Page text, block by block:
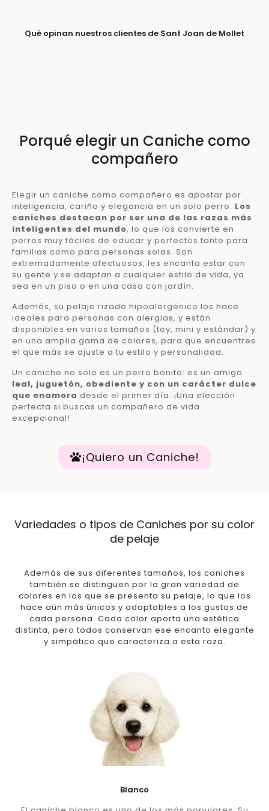
Qué opinan nuestros clientes de Sant Joan de Mollet
Porqué elegir un Caniche como
compañero
Elegir un caniche como compañero es apostar por
inteligencia, cariño y elegancia en un solo perro. Los
caniches destacan por ser una de las razas más
inteligentes del mundo, lo que los convierte en
perros muy fáciles de educar y perfectos tanto para
familias como para personas solas. Son
extremadamente afectuosos, les encanta estar con
su gente y se adaptan a cualquier estilo de vida, ya
sea en un piso o en una casa con jardín.
Además, su pelaje rizado hipoalergénico los hace
ideales para personas con alergias, y están
disponibles en varios tamaños (toy, mini y estándar) y
en una amplia gama de colores, para que encuentres
el que más se ajuste a tu estilo y personalidad.
Un caniche no solo es un perro bonito: es un amigo
leal, juguetón, obediente y con un carácter dulce
que enamora desde el primer día. ¡Una elección
perfecta si buscas un compañero de vida
excepcional!
¡Quiero un Caniche!
Variedades o tipos de Caniches por su color
de pelaje
Además de sus diferentes tamaños, los caniches
también se distinguen por la gran variedad de
colores en los que se presenta su pelaje, lo que los
hace aún más únicos y adaptables a los gustos de
cada persona. Cada color aporta una estética
distinta, pero todos conservan ese encanto elegante
y simpático que caracteriza a esta raza.
Blanco